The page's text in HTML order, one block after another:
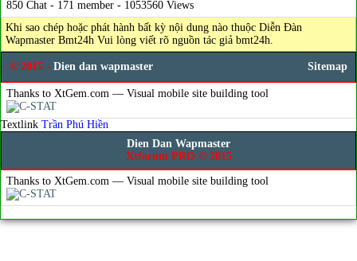
850 Chat - 171 member - 1053560 Views
Khi sao chép hoặc phát hành bất kỳ nội dung nào thuộc Diễn Đàn
Wapmaster Bmt24h Vui lòng viết rõ nguồn tác giả bmt24h.
© 2015 - Dien dan wapmaster Sitemap
Thanks to XtGem.com — Visual mobile site building tool
Textlink Trần Phú Hiền
Dien Dan Wapmaster
Xtforum PRO © 2015
Thanks to XtGem.com — Visual mobile site building tool